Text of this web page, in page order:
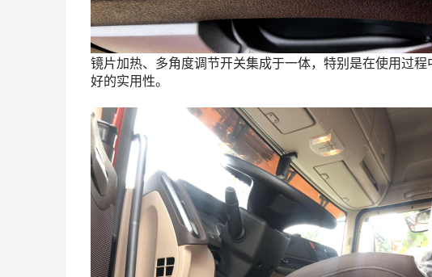
镜片加热、多角度调节开关集成于一体，特别是在使用过
好的实用性。